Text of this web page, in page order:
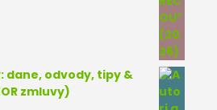
dane, odvody, tipy &
zmluvy)